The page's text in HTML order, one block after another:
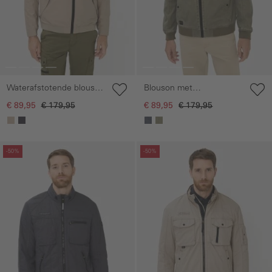
Waterafstotende blouson
met binnenvoering
€ 89,95 € 179,95
Blouson met
bomberkraag van ribstop
€ 89,95 € 179,95
-50%
overslaan
-50%
Galerie overslaan